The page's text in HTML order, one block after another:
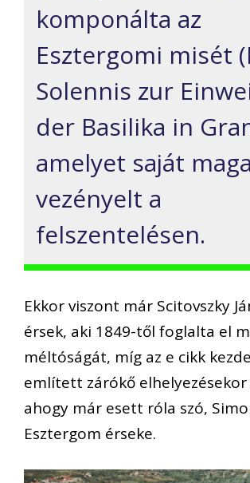
komponálta az
Esztergomi misét
Solennis zur
der Basilika in
amelyet saját maga
vezényelt a
felszentelésen.
Ekkor viszont már Scitovszky
érsek, aki 1849-től foglalta el
méltóságát, míg az e cikk
említett zárókő elhelyezésekor
ahogy már esett róla szó,
Esztergom érseke.